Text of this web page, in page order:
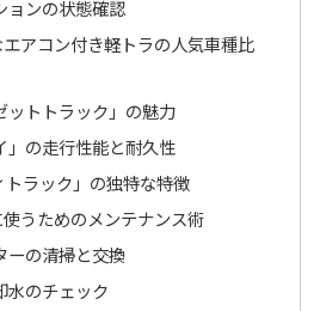
ョンの状態確認
アコン付き軽トラの人気車種比
ットトラック」の魅力
」の走行性能と耐久性
トラック」の独特な特徴
うためのメンテナンス術
ーの清掃と交換
水のチェック